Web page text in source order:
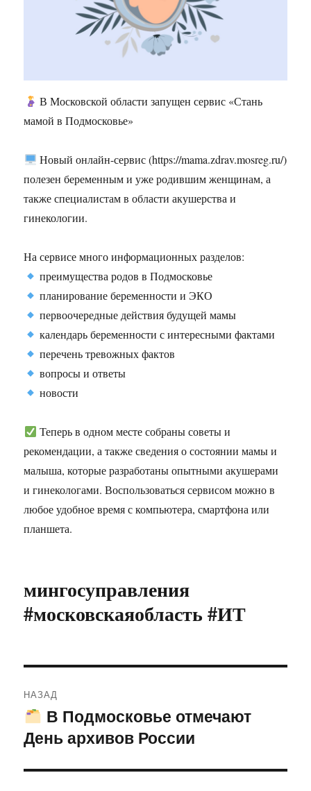
В Московской области запущен сервис «Стань
мамой в Подмосковье»
Новый онлайн-сервис (https://mama.zdrav.mosreg.ru/)
полезен беременным и уже родившим женщинам, а
также специалистам в области акушерства и
гинекологии.
На сервисе много информационных разделов:
преимущества родов в Подмосковье
планирование беременности и ЭКО
первоочередные действия будущей мамы
календарь беременности с интересными фактами
перечень тревожных фактов
вопросы и ответы
новости
Теперь в одном месте собраны советы и
рекомендации, а также сведения о состоянии мамы и
малыша, которые разработаны опытными акушерами
и гинекологами. Воспользоваться сервисом можно в
любое удобное время с компьютера, смартфона или
планшета.
мингосуправления
#московскаяобласть #ИТ
по
записям
НАЗАД
Предыдущая
запись:
В Подмосковье отмечают
День архивов России